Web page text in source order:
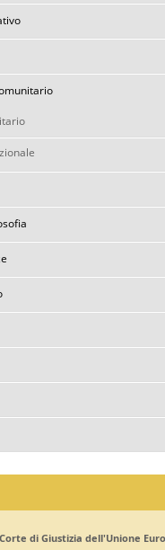
Corte di Giustizia dell'Unione